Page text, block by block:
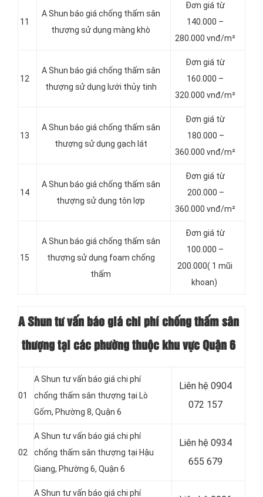
11
A Shun báo giá chống thấm sân
thượng sử dụng màng khò
Đơn giá từ
140.000 –
280.000 vnđ/m²
12
A Shun báo giá chống thấm sân
thượng sử dụng lưới thủy tinh
Đơn giá từ
160.000 –
320.000 vnđ/m²
13
A Shun báo giá chống thấm sân
thượng sử dụng gạch lát
Đơn giá từ
180.000 –
360.000 vnđ/m²
14
A Shun báo giá chống thấm sân
thượng sử dụng tôn lợp
Đơn giá từ
200.000 –
360.000 vnđ/m²
15
A Shun báo giá chống thấm sân
thượng sử dụng foam chống
thấm
Đơn giá từ
100.000 –
200.000( 1 mũi
khoan)
A Shun tư vấn báo giá chi phí chống thấm sân
thượng tại các phường thuộc khu vực Quận 6
01
A Shun tư vấn báo giá chi phí
chống thấm sân thượng tại Lò
Gốm, Phường 8, Quận 6
Liên hệ 0904
072 157
02
A Shun tư vấn báo giá chi phí
chống thấm sân thượng tại Hậu
Giang, Phường 6, Quận 6
Liên hệ 0934
655 679
A Shun tư vấn báo giá chi phí